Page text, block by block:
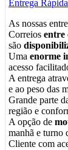
Entrega Rápida
As nossas
Correios entre
são
Uma enorme
acesso
A entrega
e ao peso das
Grande parte
região e
A opção de
manhã e turno
Cliente com